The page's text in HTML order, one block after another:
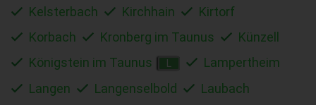
Kelsterbach
Kirchhain
Kirtorf
Korbach
Kronberg im Taunus
Künzell
Königstein im Taunus
Lampertheim
Langen
Langenselbold
Laubach